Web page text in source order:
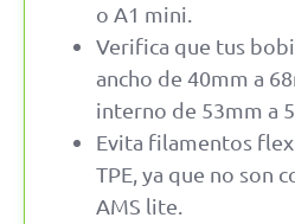
o A1 mini.
Verifica que tus
ancho de 40mm a
interno de 53mm a
Evita filamentos
TPE, ya que no son
AMS lite.